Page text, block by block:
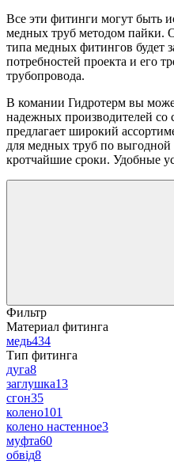
Все эти фитинги могут быть
медных труб методом пайки.
типа медных фитингов будет
потребностей проекта и его
трубопровода.
В комании Гидротерм вы
надежных производителей со
предлагает широкий
для медных труб по выгодной
кротчайшие сроки. Удобные
Фильтр
Материал фитинга
медь434
Тип фитинга
дуга8
заглушка13
сгон35
колено101
колено настенное3
муфта60
обвід8